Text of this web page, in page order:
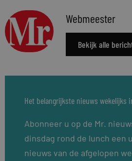
Webmeester
Bekijk alle
Het belangrijkste nieuws wekelijks
Abonneer u op de Mr.
dinsdag rond de lunch een
nieuws van de afgelopen